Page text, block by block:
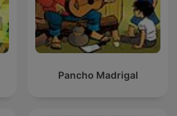
Pancho Madrigal